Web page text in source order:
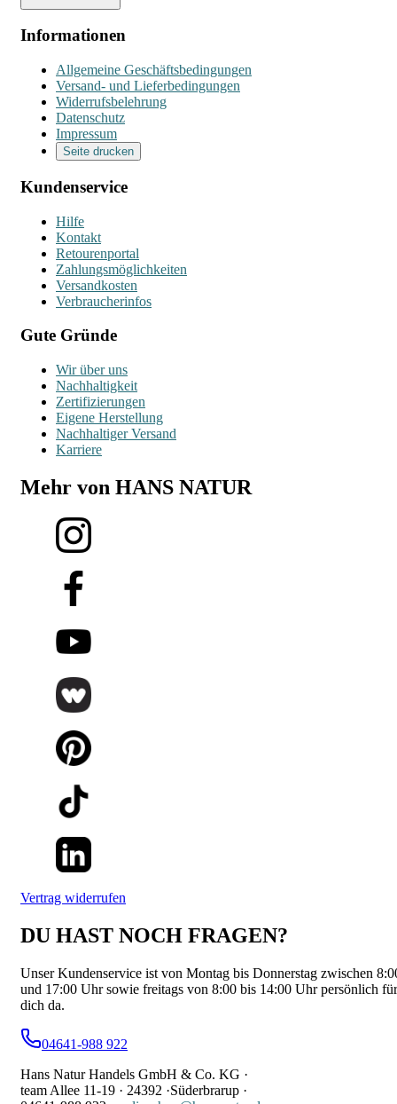
Informationen
Allgemeine Geschäftsbedingungen
Versand- und Lieferbedingungen
Widerrufsbelehrung
Datenschutz
Impressum
Seite drucken
Kundenservice
Hilfe
Kontakt
Retourenportal
Zahlungsmöglichkeiten
Versandkosten
Verbraucherinfos
Gute Gründe
Wir über uns
Nachhaltigkeit
Zertifizierungen
Eigene Herstellung
Nachhaltiger Versand
Karriere
Mehr von HANS NATUR
Vertrag widerrufen
DU HAST NOCH FRAGEN?
Unser Kundenservice ist von Montag bis Donnerstag zwischen
und 17:00 Uhr sowie freitags von 8:00 bis 14:00 Uhr persönlich für
dich da.
04641-988 922
Hans Natur Handels GmbH & Co. KG ·
team Allee 11-19 · 24392 ·Süderbrarup ·